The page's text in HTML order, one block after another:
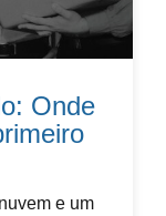
Onde
e um